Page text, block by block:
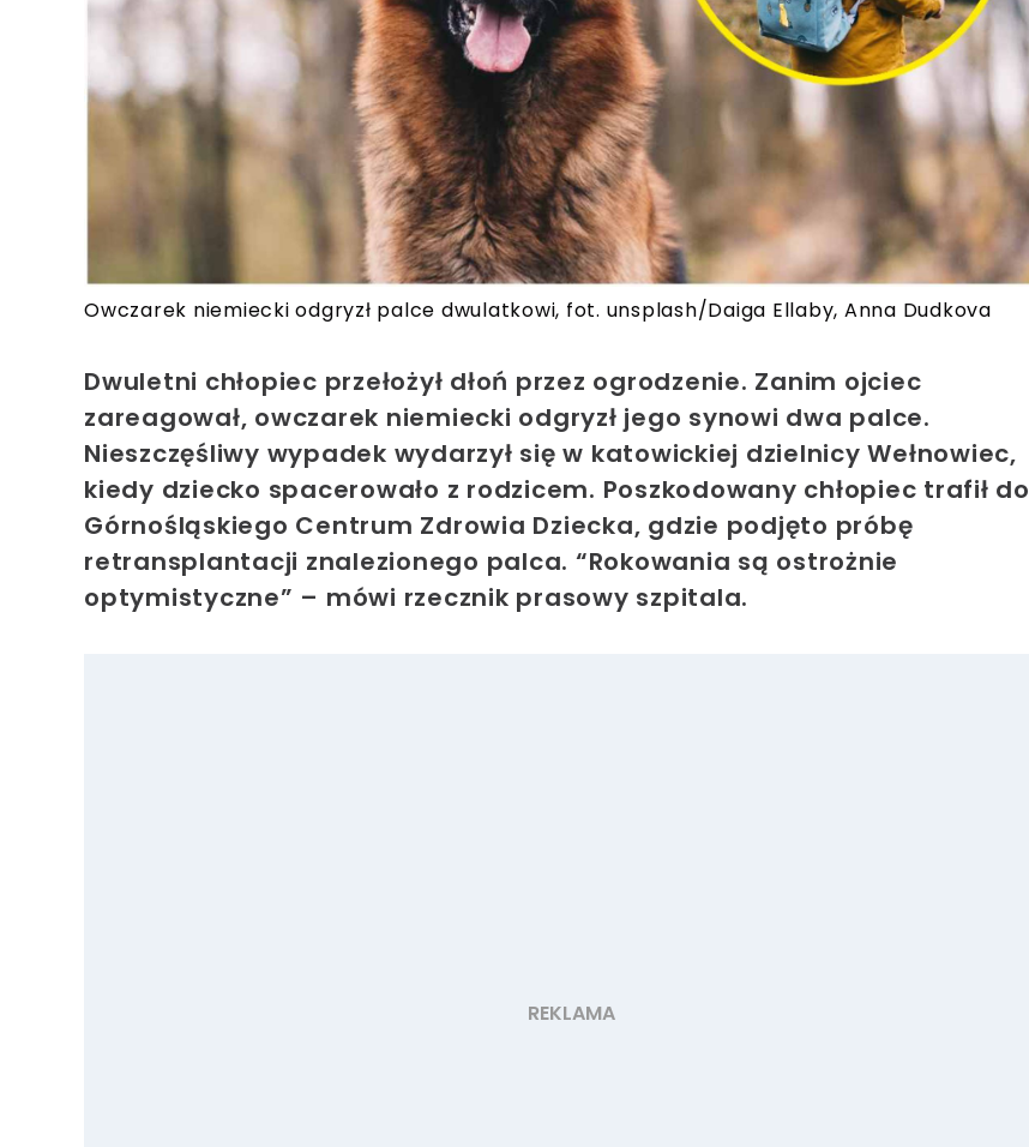
Owczarek niemiecki odgryzł palce dwulatkowi, fot. unsplash/Daiga Ellaby, Anna Dudkova
Dwuletni chłopiec przełożył dłoń przez ogrodzenie. Zanim ojciec
zareagował, owczarek niemiecki odgryzł jego synowi dwa palce.
Nieszczęśliwy wypadek wydarzył się w katowickiej dzielnicy Wełnowiec,
kiedy dziecko spacerowało z rodzicem. Poszkodowany chłopiec trafił do
Górnośląskiego Centrum Zdrowia Dziecka, gdzie podjęto próbę
retransplantacji znalezionego palca. “Rokowania są ostrożnie
optymistyczne” – mówi rzecznik prasowy szpitala.